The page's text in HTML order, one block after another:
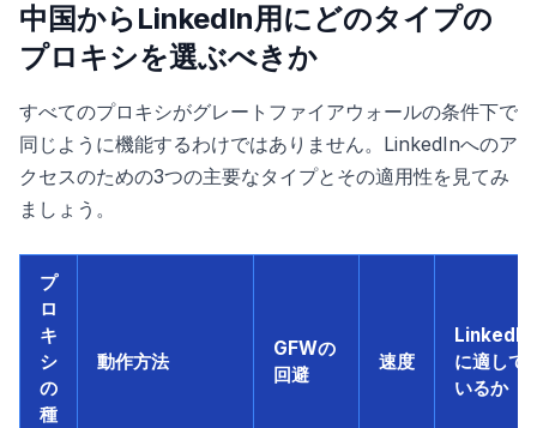
中国からLinkedIn用にどのタイプの
プロキシを選ぶべきか
すべてのプロキシがグレートファイアウォールの条件下で
同じように機能するわけではありません。LinkedInへのア
クセスのための3つの主要なタイプとその適用性を見てみ
ましょう。
プ
ロ
キ
シ
の
種
動作方法
GFWの
回避
速度
LinkedIn
に適して
いるか